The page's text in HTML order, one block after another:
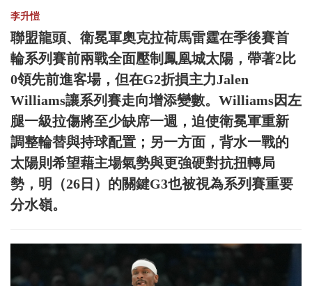
李升愷
聯盟龍頭、衛冕軍奧克拉荷馬雷霆在季後賽首
輪系列賽前兩戰全面壓制鳳凰城太陽，帶著2比
0領先前進客場，但在G2折損主力Jalen
Williams讓系列賽走向增添變數。Williams因左
腿一級拉傷將至少缺席一週，迫使衛冕軍重新
調整輪替與持球配置；另一方面，背水一戰的
太陽則希望藉主場氣勢與更強硬對抗扭轉局
勢，明（26日）的關鍵G3也被視為系列賽重要
分水嶺。